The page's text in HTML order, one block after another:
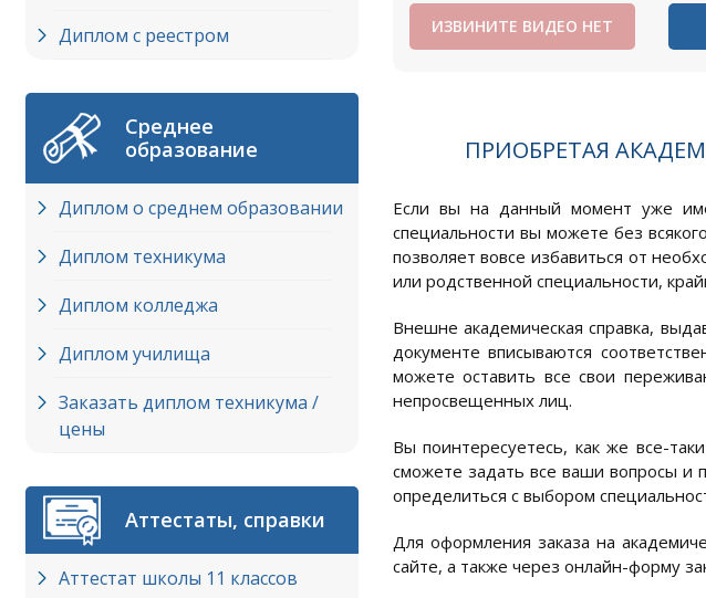
Диплом с реестром
Среднее
образование
Диплом о среднем образовании
Диплом техникума
Диплом колледжа
Диплом училища
Заказать диплом техникума /
цены
Аттестаты, справки
Аттестат школы 11 классов
ИЗВИНИТЕ ВИДЕО НЕТ
ПРИОБРЕТАЯ
Если вы на данный момент уже
специальности вы можете без
позволяет вовсе избавиться от
или родственной специальности,
Внешне академическая справка,
документе вписываются
можете оставить все свои
непросвещенных лиц.
Вы поинтересуетесь, как же все-
сможете задать все ваши вопросы
определиться с выбором
Для оформления заказа на
сайте, а также через онлайн-форму